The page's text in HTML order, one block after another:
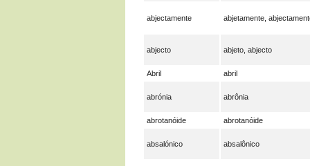
abjectamente abjetamente,
abjecto abjeto, abjecto
Abril abril
abrónia abrônia
abrotanóide abrotanóide
absalónico absalônico